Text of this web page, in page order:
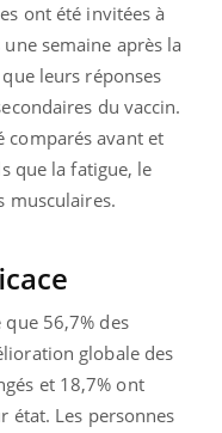
ont été invitées à
semaine après la
leurs réponses
du vaccin.
comparés avant et
que la fatigue, le
musculaires.
56,7% des
globale des
et 18,7% ont
état. Les personnes